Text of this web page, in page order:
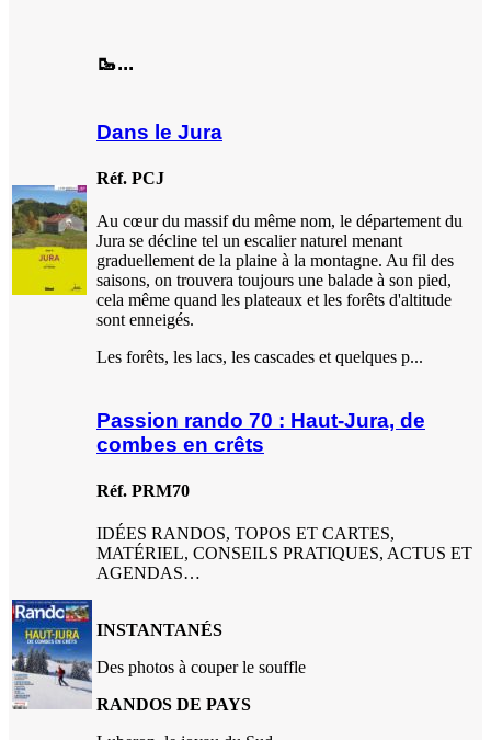
🥾...
Dans le Jura
Réf. PCJ
Au cœur du massif du même nom, le département du
Jura se décline tel un escalier naturel menant
graduellement de la plaine à la montagne. Au fil des
saisons, on trouvera toujours une balade à son pied,
cela même quand les plateaux et les forêts d'altitude
sont enneigés.
Les forêts, les lacs, les cascades et quelques p...
Passion rando 70 : Haut-Jura, de
combes en crêts
Réf. PRM70
IDÉES RANDOS, TOPOS ET CARTES,
MATÉRIEL, CONSEILS PRATIQUES, ACTUS ET
AGENDAS…
INSTANTANÉS
Des photos à couper le souffle
RANDOS DE PAYS